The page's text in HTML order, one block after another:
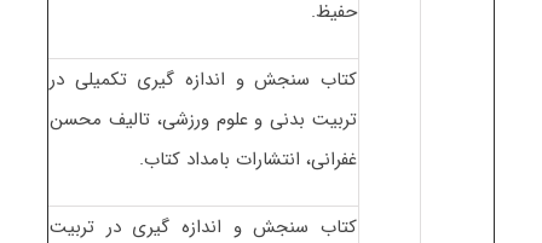
حفیظ.
کتاب سنجش و اندازه گیری تکمیلی در
تربیت بدنی و علوم ورزشی، تالیف محسن
غفرانی، انتشارات بامداد کتاب.
کتاب سنجش و اندازه گیری در تربیت